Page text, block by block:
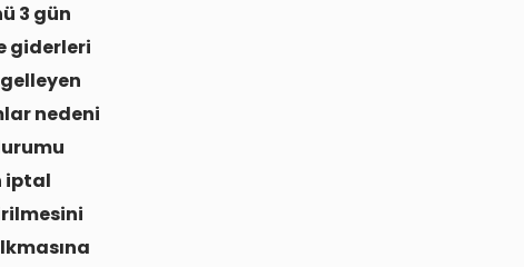
3 gün
giderleri
nedeni
iptal